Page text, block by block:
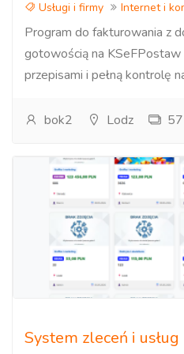
Usługi i firmy Internet i
Program do fakturowania z
gotowością na
przepisami i pełną kontrolę
bok2 Lodz 57
System zleceń i usług